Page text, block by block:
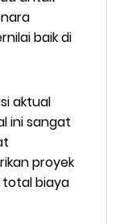
baik di
aktual
ini sangat
proyek
total biaya